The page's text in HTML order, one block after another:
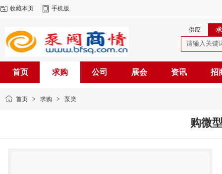
收藏本页 手机版
供应
首页 求购 公司 展会 资讯 招
首页 > 求购 > 泵类
购微